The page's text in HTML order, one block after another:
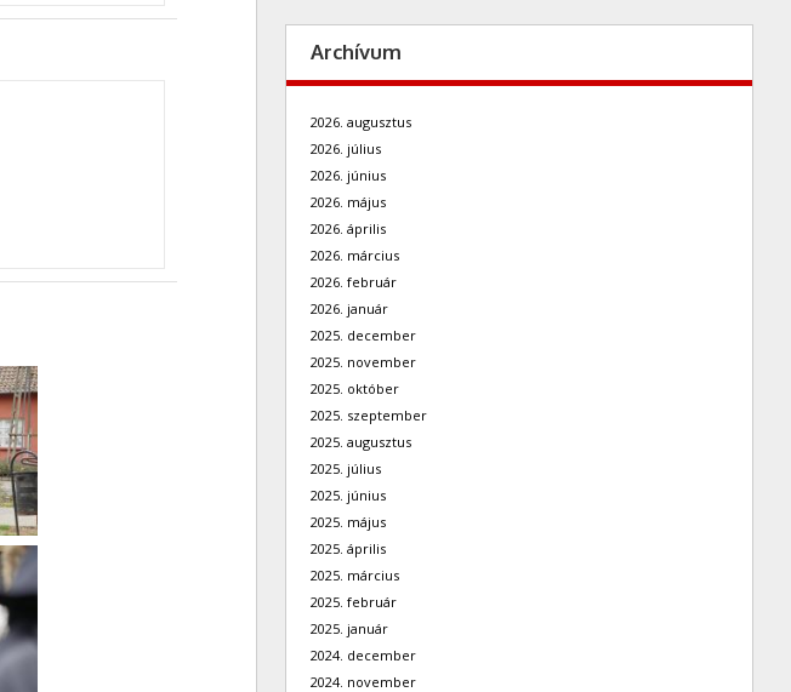
Archívum
2026. augusztus
2026. július
2026. június
2026. május
2026. április
2026. március
2026. február
2026. január
2025. december
2025. november
2025. október
2025. szeptember
2025. augusztus
2025. július
2025. június
2025. május
2025. április
2025. március
2025. február
2025. január
2024. december
2024. november